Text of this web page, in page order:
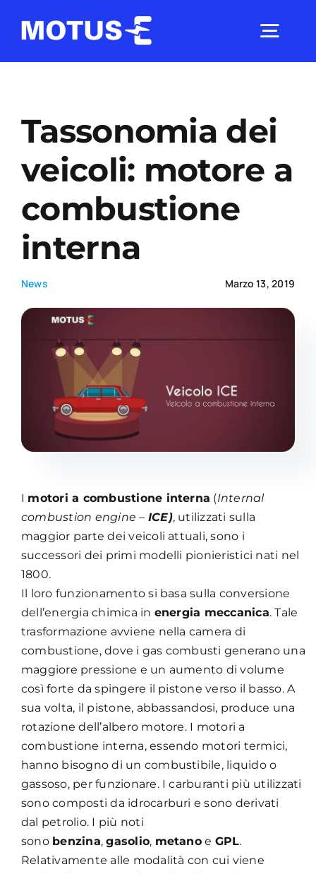
Studi e ricerche
Analisi di mercato
Utilità
Academy
Tassonomia dei
veicoli: motore a
combustione
interna
News Marzo 13, 2019
I motori a combustione interna (Internal
combustion engine – ICE), utilizzati sulla
maggior parte dei veicoli attuali, sono i
successori dei primi modelli pionieristici nati nel
1800.
Il loro funzionamento si basa sulla conversione
dell’energia chimica in energia meccanica. Tale
trasformazione avviene nella camera di
combustione, dove i gas combusti generano una
maggiore pressione e un aumento di volume
così forte da spingere il pistone verso il basso. A
sua volta, il pistone, abbassandosi, produce una
rotazione dell’albero motore. I motori a
combustione interna, essendo motori termici,
hanno bisogno di un combustibile, liquido o
gassoso, per funzionare. I carburanti più utilizzati
sono composti da idrocarburi e sono derivati
dal petrolio. I più noti
sono benzina,gasolio, metanoe GPL.
Relativamente alle modalità con cui viene